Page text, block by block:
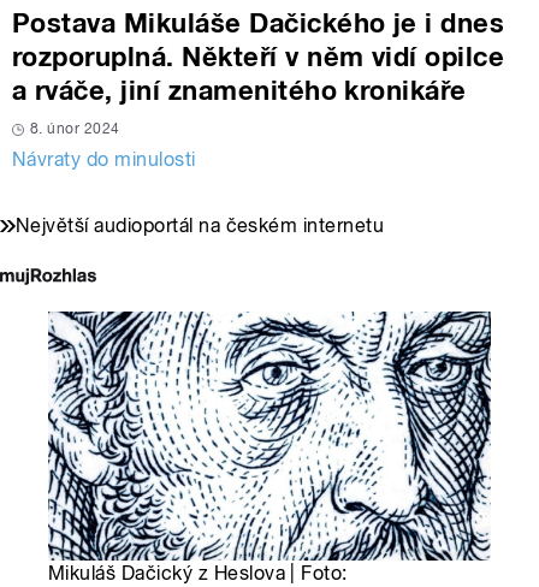
Postava Mikuláše Dačického je i dnes
rozporuplná. Někteří v něm vidí opilce
a rváče, jiní znamenitého kronikáře
8. únor 2024
Návraty do minulosti
Největší audioportál na českém internetu
Mikuláš Dačický z Heslova | Foto: